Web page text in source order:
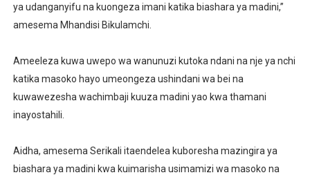
ya udanganyifu na kuongeza imani katika biashara ya madini,”
amesema Mhandisi Bikulamchi.
Ameeleza kuwa uwepo wa wanunuzi kutoka ndani na nje ya nchi
katika masoko hayo umeongeza ushindani wa bei na
kuwawezesha wachimbaji kuuza madini yao kwa thamani
inayostahili.
Aidha, amesema Serikali itaendelea kuboresha mazingira ya
biashara ya madini kwa kuimarisha usimamizi wa masoko na